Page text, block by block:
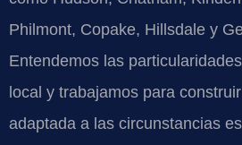
Philmont, Copake, Hillsdale y
Entendemos las
local y trabajamos para
adaptada a las circunstancias